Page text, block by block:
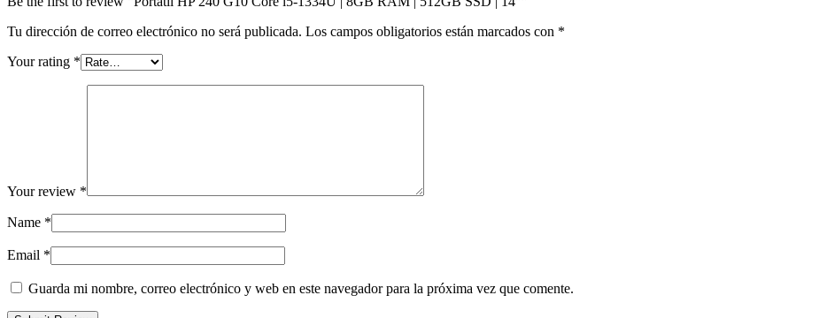
Tu dirección de correo electrónico no será publicada. Los campos obligatorios están marcados con *
Your rating *
Your review *
Name *
Email *
Guarda mi nombre, correo electrónico y web en este navegador para la próxima vez que comente.